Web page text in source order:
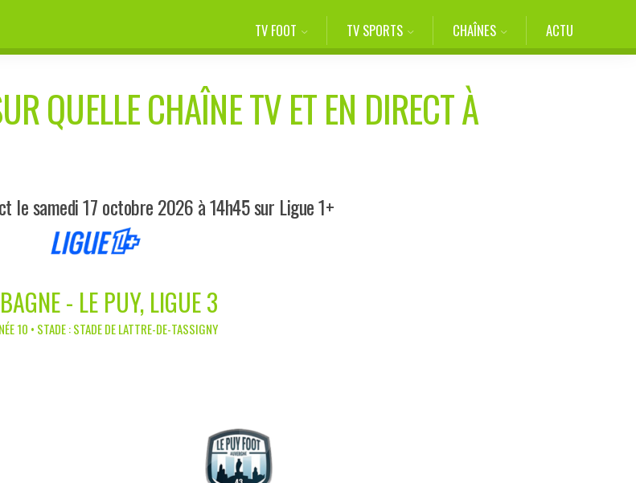
TV FOOT TV SPORTS CHAÎNES ACTU
QUELLE CHAÎNE TV ET EN DIRECT À
le samedi 17 octobre 2026 à 14h45 sur Ligue 1+
- LE PUY, LIGUE 3
10 • STADE : STADE DE LATTRE-DE-TASSIGNY